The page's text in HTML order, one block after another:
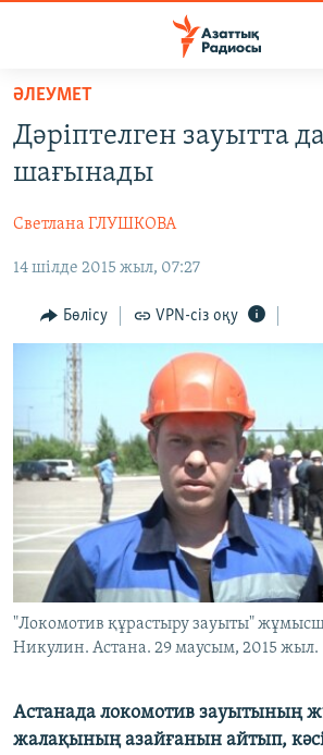
Skip
main
content
to
Navigation
САЯСАТ
ҚАҢТАР ОҚИҒАСЫ
АДАМ ҚҰҚЫҚТАРЫ
ӘЛЕУМЕТ
ӘЛЕМ
АРНАЙЫ ЖОБАЛАР
Русский
ЖАЗЫЛЫҢЫЗ
Басқа тілдерде
ӘЛЕУМЕТ
Дәріптелген зауытта
шағынады
Светлана ГЛУШКОВА
14 шілде 2015 жыл, 07:27
Бөлісу VPN-сіз оқу
"Локомотив құрастыру зауыты"
Никулин. Aстана. 29 маусым, 2015 жыл.
Астанада локомотив зауытының
жалақының азайғанын айтып,